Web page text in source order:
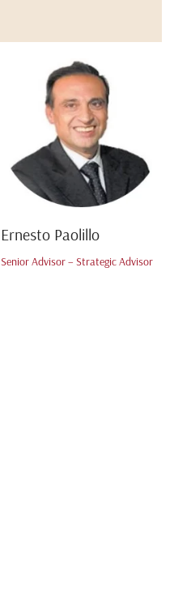
Ernesto Paolillo
Senior Advisor – Strategic Advisor